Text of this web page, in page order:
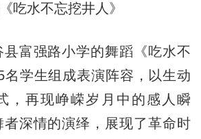
吃水不忘挖井人》
强路小学的舞蹈《吃水不
名学生组成表演阵容，以生动
，再现峥嵘岁月中的感人瞬
深情的演绎，展现了革命时